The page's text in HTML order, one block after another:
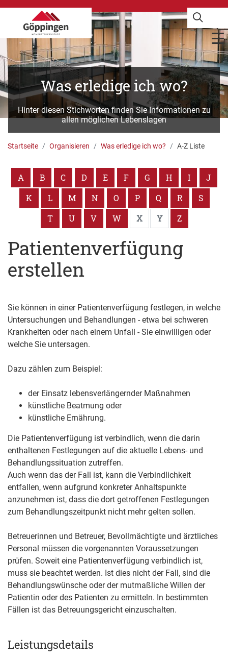
Was erledige ich wo?
Hinter diesen Stichworten finden Sie Informationen zu
allen möglichen Lebenslagen
Startseite Organisieren Was erledige ich wo? A-Z Liste
A B C D E F G H I
J
K
L M N O P Q R
S
T
U V W X Y Z
Patientenverfügung
erstellen
Sie können in einer Patientenverfügung festlegen, in welche
Untersuchungen und Behandlungen - etwa bei schweren
Krankheiten oder nach einem Unfall - Sie einwilligen oder
welche Sie untersagen.
Dazu zählen zum Beispiel:
der Einsatz lebensverlängernder Maßnahmen
künstliche Beatmung oder
künstliche Ernährung.
Die Patientenverfügung ist verbindlich, wenn die darin
enthaltenen Festlegungen auf die aktuelle Lebens- und
Behandlungssituation zutreffen.
Auch wenn das der Fall ist, kann die Verbindlichkeit
entfallen, wenn aufgrund konkreter Anhaltspunkte
anzunehmen ist, dass die dort getroffenen Festlegungen
zum Behandlungszeitpunkt nicht mehr gelten sollen.
Betreuerinnen und Betreuer, Bevollmächtigte und ärztliches
Personal müssen die vorgenannten Voraussetzungen
prüfen. Soweit eine Patientenverfügung verbindlich ist,
muss sie beachtet werden. Ist dies nicht der Fall, sind die
Behandlungswünsche oder der mutmaßliche Willen der
Patientin oder des Patienten zu ermitteln. In bestimmten
Fällen ist das Betreuungsgericht einzuschalten.
Leistungsdetails